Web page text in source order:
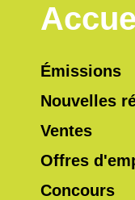
Émissions
Nouvelles
Ventes
Offres
Concours